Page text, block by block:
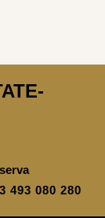
493 080 280